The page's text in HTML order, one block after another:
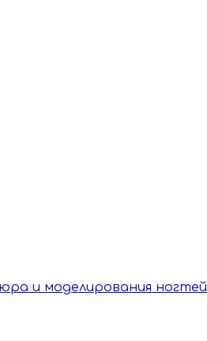
и моделирования ногтей